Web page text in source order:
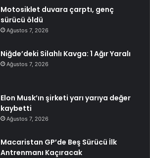
Motosiklet duvara çarptı, genç
sürücü öldü
Ağustos 7, 2026
Niğde’deki Silahlı Kavga: 1 Ağır Yaralı
Ağustos 7, 2026
Elon Musk’ın şirketi yarı yarıya değer
kaybetti
Ağustos 7, 2026
Macaristan GP’de Beş Sürücü İlk
Antrenmanı Kaçıracak